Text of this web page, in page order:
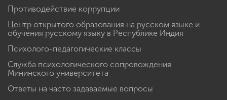
Противодействие коррупции
Центр открытого образования на русском языке и
обучения русскому языку в Республике Индия
Психолого-педагогические классы
Служба психологического сопровождения
Мининского университета
Ответы на часто задаваемые вопросы